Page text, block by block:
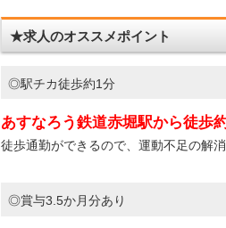
★求人のオススメポイント
◎駅チカ徒歩約1分
あすなろう鉄道赤堀駅から徒歩
徒歩通勤ができるので、運動不足の解
◎賞与3.5か月分あり